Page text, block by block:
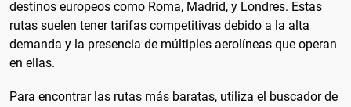
destinos europeos como Roma, Madrid, y Londres. Estas
rutas suelen tener tarifas competitivas debido a la alta
demanda y la presencia de múltiples aerolíneas que operan
en ellas.
Para encontrar las rutas más baratas, utiliza el buscador de